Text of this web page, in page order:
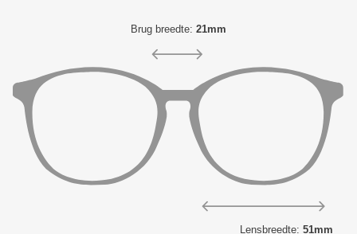
Brug breedte: 21mm
Lensbreedte: 51mm